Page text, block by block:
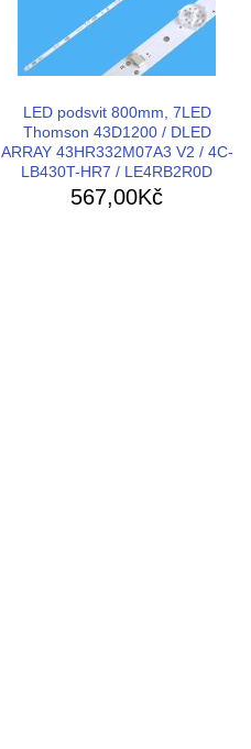
LED podsvit 800mm, 7LED
Thomson 43D1200 / DLED
ARRAY 43HR332M07A3 V2 / 4C-
LB430T-HR7 / LE4RB2R0D
567,00Kč